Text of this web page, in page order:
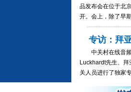
品发布会在位于北
开。会上，除了早
专访：拜
中关村在线音频
Luckhardt先生、
关人员进行了独家